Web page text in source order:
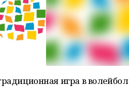
игра в волейбол